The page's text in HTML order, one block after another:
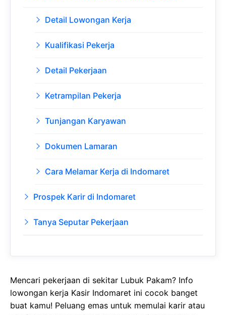
Detail Lowongan Kerja
Kualifikasi Pekerja
Detail Pekerjaan
Ketrampilan Pekerja
Tunjangan Karyawan
Dokumen Lamaran
Cara Melamar Kerja di Indomaret
Prospek Karir di Indomaret
Tanya Seputar Pekerjaan
Mencari pekerjaan di sekitar Lubuk Pakam? Info
lowongan kerja Kasir Indomaret ini cocok banget
buat kamu! Peluang emas untuk memulai karir atau